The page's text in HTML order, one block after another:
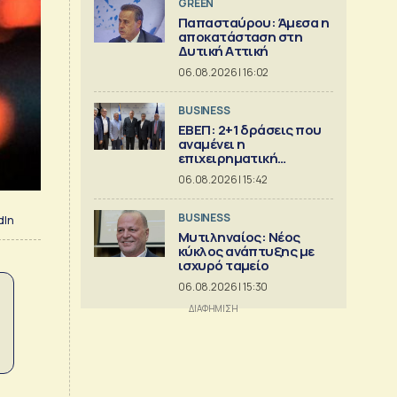
GREEN
Παπασταύρου: Άμεσα η
αποκατάσταση στη
Δυτική Αττική
06.08.2026 | 16:02
BUSINESS
ΕΒΕΠ: 2+1 δράσεις που
αναμένει η
επιχειρηματική
κοινότητα
06.08.2026 | 15:42
BUSINESS
Μυτιληναίος: Νέος
κύκλος ανάπτυξης με
ισχυρό ταμείο
06.08.2026 | 15:30